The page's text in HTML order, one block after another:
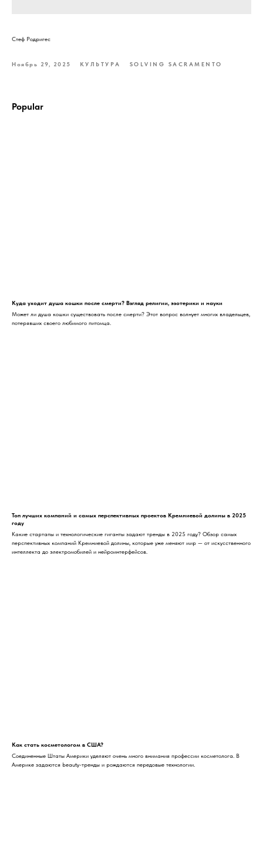
Стеф Родригес
Ноябрь 29, 2025 КУЛЬТУРА SOLVING SACRAMENTO
Popular
Куда уходит душа кошки после смерти? Взгляд религии, эзотерики и науки
Может ли душа кошки существовать после смерти? Этот вопрос волнует многих владельцев,
потерявших своего любимого питомца.
Топ лучших компаний и самых перспективных проектов Кремниевой долины в 2025
году
Какие стартапы и технологические гиганты задают тренды в 2025 году? Обзор самых
перспективных компаний Кремниевой долины, которые уже меняют мир — от искусственного
интеллекта до электромобилей и нейроинтерфейсов.
Как стать косметологом в США?
Соединенные Штаты Америки уделяют очень много внимания профессии косметолога. В
Америке задаются beauty-тренды и рождаются передовые технологии.